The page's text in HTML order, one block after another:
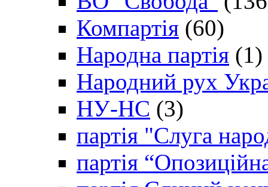
Компартія (60)
Народна партія (1)
Народний рух
НУ-НС (3)
партія "Слуга
партія